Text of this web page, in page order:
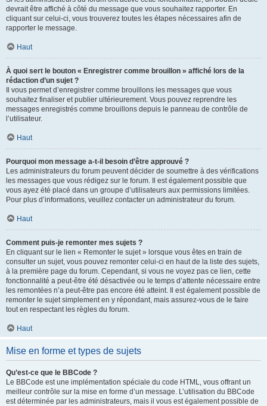
devrait être affiché à côté du message que vous souhaitez rapporter. En
cliquant sur celui-ci, vous trouverez toutes les étapes nécessaires afin de
rapporter le message.
Haut
À quoi sert le bouton « Enregistrer comme brouillon » affiché lors de la
rédaction d’un sujet ?
Il vous permet d’enregistrer comme brouillons les messages que vous
souhaitez finaliser et publier ultérieurement. Vous pouvez reprendre les
messages enregistrés comme brouillons depuis le panneau de contrôle de
l’utilisateur.
Haut
Pourquoi mon message a-t-il besoin d’être approuvé ?
Les administrateurs du forum peuvent décider de soumettre à des vérifications
les messages que vous rédigez sur le forum. Il est également possible que
vous ayez été placé dans un groupe d’utilisateurs aux permissions limitées.
Pour plus d’informations, veuillez contacter un administrateur du forum.
Haut
Comment puis-je remonter mes sujets ?
En cliquant sur le lien « Remonter le sujet » lorsque vous êtes en train de
consulter un sujet, vous pouvez remonter celui-ci en haut de la liste des sujets,
à la première page du forum. Cependant, si vous ne voyez pas ce lien, cette
fonctionnalité a peut-être été désactivée ou le temps d’attente nécessaire entre
les remontées n’a peut-être pas encore été atteint. Il est également possible de
remonter le sujet simplement en y répondant, mais assurez-vous de le faire
tout en respectant les règles du forum.
Haut
Mise en forme et types de sujets
Qu’est-ce que le BBCode ?
Le BBCode est une implémentation spéciale du code HTML, vous offrant un
meilleur contrôle sur la mise en forme d’un message. L’utilisation du BBCode
est déterminée par les administrateurs, mais il vous est également possible de